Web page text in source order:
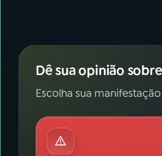
Dê sua opinião
Escolha sua